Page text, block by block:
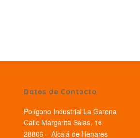
Datos de Contacto
Polígono Industrial La Garena
Calle Margarita Salas, 16
28806 – Alcalá de Henares